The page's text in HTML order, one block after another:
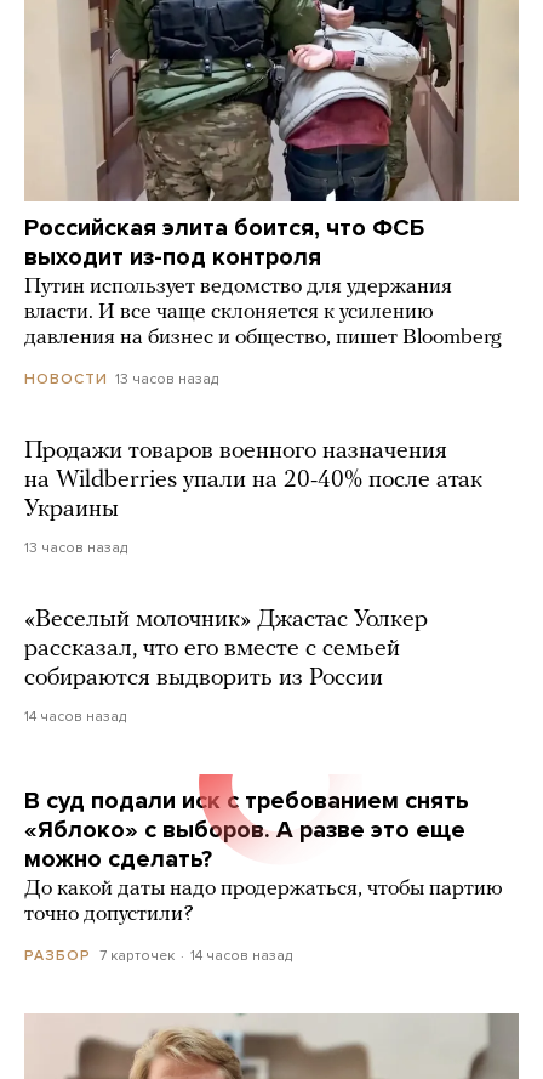
Российская элита боится, что ФСБ
выходит из-под контроля
Путин использует ведомство для удержания
власти. И все чаще склоняется к усилению
давления на бизнес и общество, пишет Bloomberg
НОВОСТИ 13 часов назад
Продажи товаров военного назначения
на Wildberries упали на 20-40% после атак
Украины
13 часов назад
«Веселый молочник» Джастас Уолкер
рассказал, что его вместе с семьей
собираются выдворить из России
14 часов назад
В суд подали иск с требованием снять
«Яблоко» с выборов. А разве это еще
можно сделать?
До какой даты надо продержаться, чтобы партию
точно допустили?
РАЗБОР 7 карточек 14 часов назад